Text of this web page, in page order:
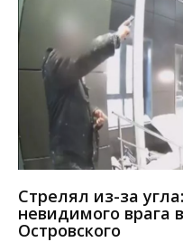
Стрелял из-за
невидимого врага
Островского